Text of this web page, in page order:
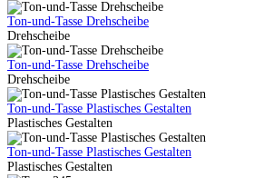
Ton-und-Tasse Drehscheibe
Drehscheibe
Ton-und-Tasse Drehscheibe
Drehscheibe
Ton-und-Tasse Plastisches Gestalten
Plastisches Gestalten
Ton-und-Tasse Plastisches Gestalten
Plastisches Gestalten